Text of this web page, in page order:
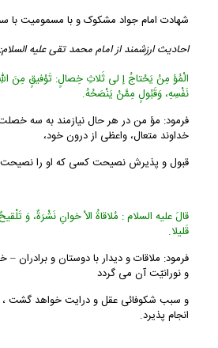
شهادت امام جواد مشکوک و با مسمومیت با
احادیث ارزشمند از امام محمد تقی علیه السلام:
الْمُؤ مِنُ یَحْتاجُ إ لى ثَلاثِ خِصالٍ: تَوْفیقٍ مِنَ
نَفْسِهِ، وَقَبُولٍ مِمَّنْ یَنْصَحُهُ.
فرمود: مؤ من در هر حال نیازمند به سه
خداوند متعال، واعظى از درون خود،
قبول و پذیرش نصیحت كسى كه او را نصیحت
قالَ علیه السلام : مُلاقاةُ الاْ خوانِ نَشْرَةٌ، وَ
قَلیلا.
فرمود: ملاقات و دیدار با دوستان و
و نورانیّت آن مى گردد
و سبب شكوفائى عقل و درایت خواهد گشت ،
انجام پذیرد.